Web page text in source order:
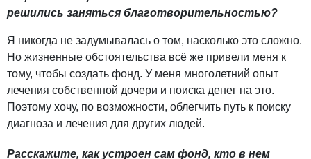
решились заняться благотворительностью?
Я никогда не задумывалась о том, насколько это сложно.
Но жизненные обстоятельства всё же привели меня к
тому, чтобы создать фонд. У меня многолетний опыт
лечения собственной дочери и поиска денег на это.
Поэтому хочу, по возможности, облегчить путь к поиску
диагноза и лечения для других людей.
Расскажите, как устроен сам фонд, кто в нем